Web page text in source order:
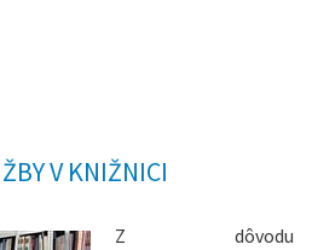
V KNIŽNICI
Z dôvodu